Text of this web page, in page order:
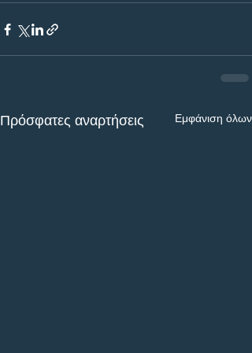
Πρόσφατες αναρτήσεις Εμφάνιση όλων